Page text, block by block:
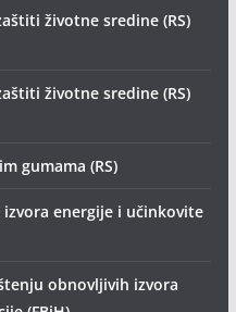
životne sredine (RS)
životne sredine (RS)
gumama (RS)
energije i učinkovite
obnovljivih izvora